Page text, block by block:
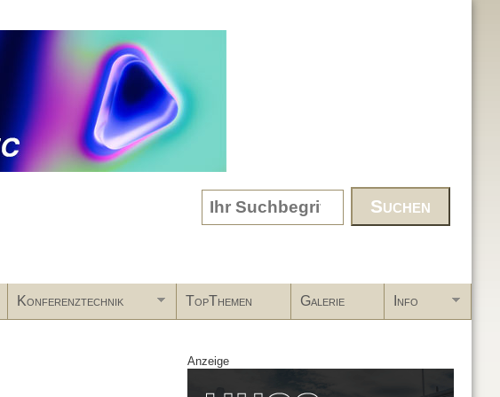
Search form
Konferenztechnik TopThemen Galerie Info
Anzeige